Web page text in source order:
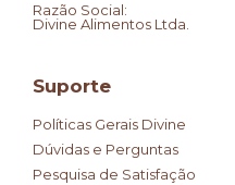
Razão Social:
Divine Alimentos Ltda.
Suporte
Políticas Gerais Divine
Dúvidas e Perguntas
Pesquisa de Satisfação